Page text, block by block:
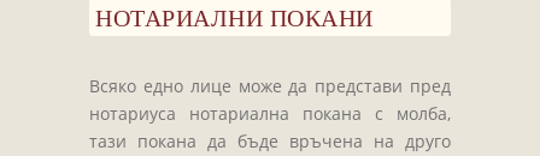
ЗА НАС
Сделки с недвижими имоти
Сделки с МПС
НОТАРИАЛНИ ПОКАНИ
Всяко едно лице може да представи пред
нотариуса нотариална покана с молба,
тази покана да бъде връчена на друго